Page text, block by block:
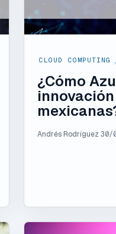
CLOUD COMPUTING
¿Cómo
Andrés Rodríguez 30/